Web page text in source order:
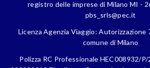
registro delle imprese di Milano MI -
pbs_srls@pec.it
Licenza Agenzia Viaggio: Autorizzazione
comune di Milano
Polizza RC Professionale HEC008932/P/